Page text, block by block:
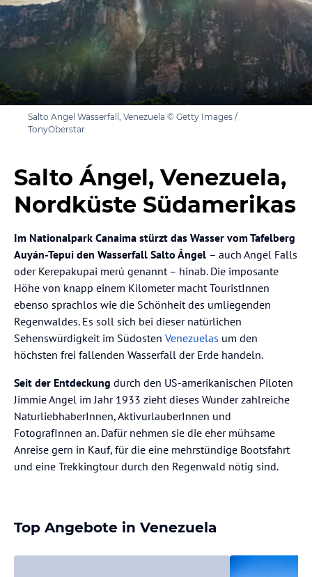
Salto Angel Wasserfall, Venezuela © Getty Images /
TonyOberstar
Salto Ángel, Venezuela,
Nordküste Südamerikas
Im Nationalpark Canaima stürzt das Wasser vom Tafelberg
Auyán-Tepui den Wasserfall Salto Ángel – auch Angel Falls
oder Kerepakupai merú genannt – hinab. Die imposante
Höhe von knapp einem Kilometer macht TouristInnen
ebenso sprachlos wie die Schönheit des umliegenden
Regenwaldes. Es soll sich bei dieser natürlichen
Sehenswürdigkeit im Südosten Venezuelas um den
höchsten frei fallenden Wasserfall der Erde handeln.
Seit der Entdeckung durch den US-amerikanischen Piloten
Jimmie Angel im Jahr 1933 zieht dieses Wunder zahlreiche
NaturliebhaberInnen, AktivurlauberInnen und
FotografInnen an. Dafür nehmen sie die eher mühsame
Anreise gern in Kauf, für die eine mehrstündige Bootsfahrt
und eine Trekkingtour durch den Regenwald nötig sind.
Top Angebote in Venezuela